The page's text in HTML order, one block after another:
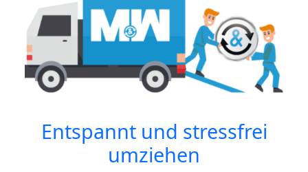
Entspannt und stressfrei
umziehen